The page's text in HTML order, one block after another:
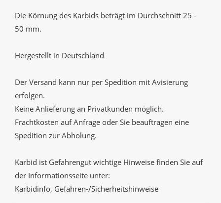
Die Körnung des Karbids beträgt im Durchschnitt 25 -
50 mm.
Hergestellt in Deutschland
Der Versand kann nur per Spedition mit Avisierung
erfolgen.
Keine Anlieferung an Privatkunden möglich.
Frachtkosten auf Anfrage oder Sie beauftragen eine
Spedition zur Abholung.
Karbid ist Gefahrengut wichtige Hinweise finden Sie auf
der Informationsseite unter:
Karbidinfo, Gefahren-/Sicherheitshinweise